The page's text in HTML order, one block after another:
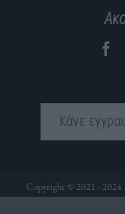
Κάνε
Copyright © 2021 -